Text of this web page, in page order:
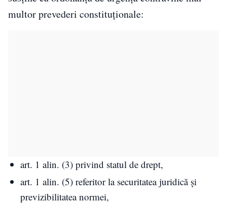
multor prevederi constituționale:
art. 1 alin. (3) privind statul de drept,
art. 1 alin. (5) referitor la securitatea juridică şi
previzibilitatea normei,